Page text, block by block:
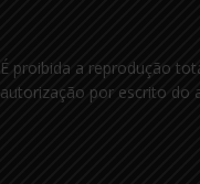
É proibida a reprodução
autorização por escrito do